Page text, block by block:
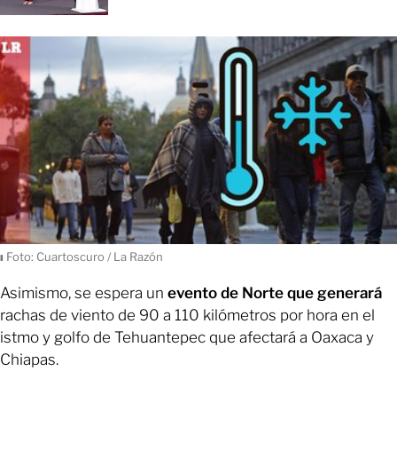
ı Foto: Cuartoscuro / La Razón
Asimismo, se espera un evento de Norte que generará
rachas de viento de 90 a 110 kilómetros por hora en el
istmo y golfo de Tehuantepec que afectará a Oaxaca y
Chiapas.